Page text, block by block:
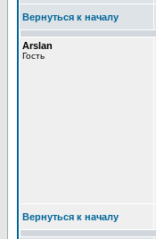
Вернуться к началу
Arslan
Гость
Вернуться к началу